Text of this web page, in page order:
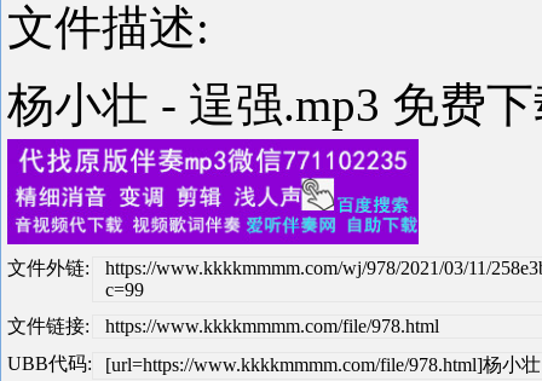
文件描述:
杨小壮 - 逞强.mp3 免费
文件外链:
https://www.kkkkmmmm.com/wj/978/2021/03/11/
c=99
文件链接:
https://www.kkkkmmmm.com/file/978.html
UBB代码:
[url=https://www.kkkkmmmm.com/file/978.html]杨小